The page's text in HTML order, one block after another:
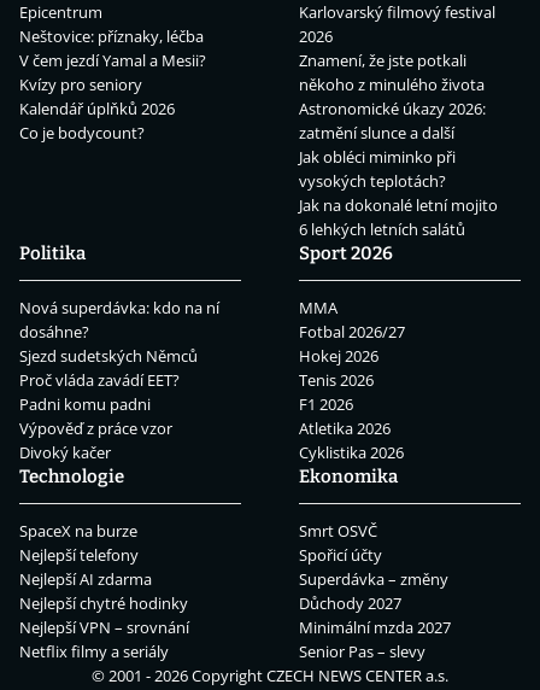
Epicentrum
Neštovice: příznaky, léčba
V čem jezdí Yamal a Mesii?
Kvízy pro seniory
Kalendář úplňků 2026
Co je bodycount?
Karlovarský filmový festival
2026
Znamení, že jste potkali
někoho z minulého života
Astronomické úkazy 2026:
zatmění slunce a další
Jak obléci miminko při
vysokých teplotách?
Jak na dokonalé letní mojito
6 lehkých letních salátů
Politika
Nová superdávka: kdo na ní
dosáhne?
Sjezd sudetských Němců
Proč vláda zavádí EET?
Padni komu padni
Výpověď z práce vzor
Divoký kačer
Sport 2026
MMA
Fotbal 2026/27
Hokej 2026
Tenis 2026
F1 2026
Atletika 2026
Cyklistika 2026
Technologie
SpaceX na burze
Nejlepší telefony
Nejlepší AI zdarma
Nejlepší chytré hodinky
Nejlepší VPN – srovnání
Netflix filmy a seriály
Ekonomika
Smrt OSVČ
Spořicí účty
Superdávka – změny
Důchody 2027
Minimální mzda 2027
Senior Pas – slevy
© 2001 - 2026 CopyrightCZECH NEWS CENTER a.s.